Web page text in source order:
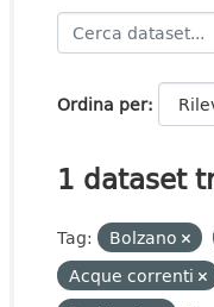
Ordina per
1 dataset
Tag: Bolzano
Acque correnti